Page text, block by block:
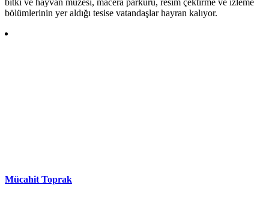
bölümlerinin yer aldığı tesise vatandaşlar hayran kalıyor.
Mücahit Toprak